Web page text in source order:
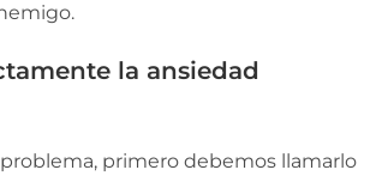
la ansiedad
primero debemos llamarlo